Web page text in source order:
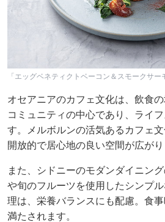
「エッグベネティクトベーコン＆スモークサー
オセアニアのカフェ文化は、飲食の
コミュニティの中心であり、ライ
す。メルボルンの活気あるカフェ文
開放的で居心地の良い空間が広がり
また、シドニーのモダンダイニン
や旬のフルーツを使用したシンプ
理は、栄養バランスにも配慮。食
満たされます。